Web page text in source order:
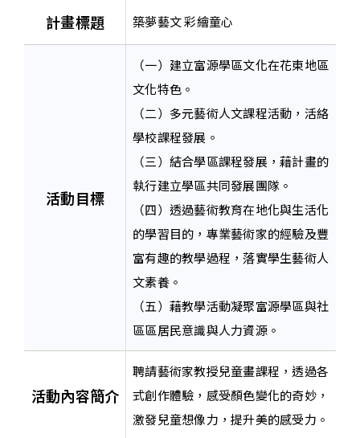
計畫標題 築夢藝文 彩繪童心
活動目標
（一）建立富源學區文化在花東地區
文化特色。
（二）多元藝術人文課程活動，活絡
學校課程發展。
（三）結合學區課程發展，藉計畫的
執行建立學區共同發展團隊。
（四）透過藝術教育在地化與生活化
的學習目的，專業藝術家的經驗及豐
富有趣的教學過程，落實學生藝術人
文素養。
（五）藉教學活動凝聚富源學區與社
區區居民意識與人力資源。
活動內容簡介
聘請藝術家教授兒童畫課程，透過各
式創作體驗，感受顏色變化的奇妙，
激發兒童想像力，提升美的感受力。